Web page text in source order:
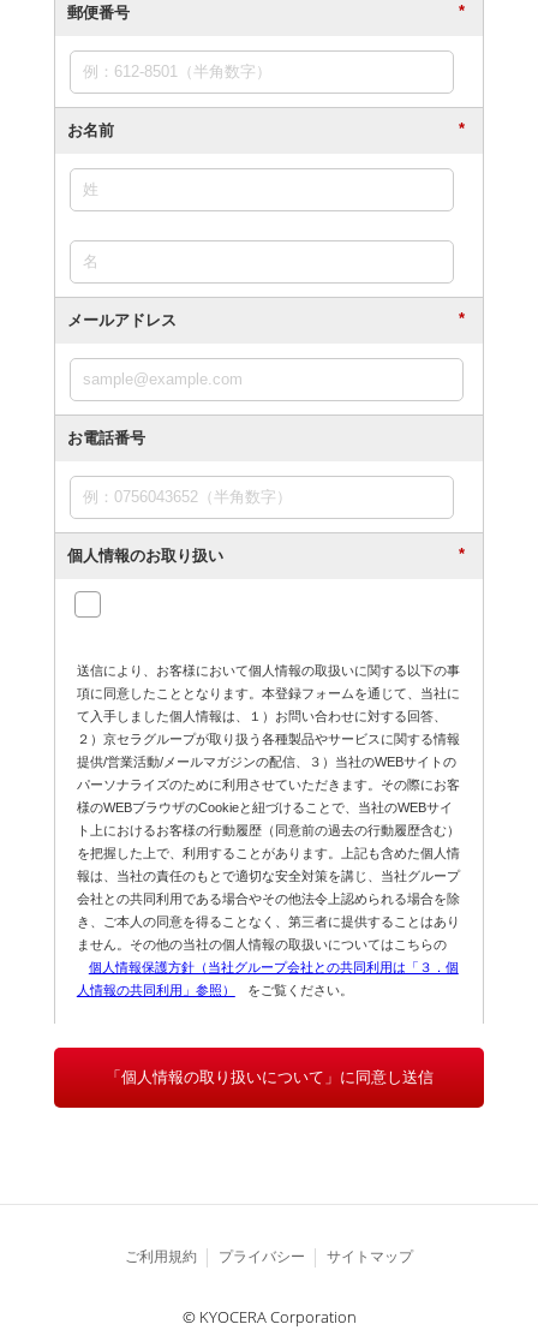
*
郵便番号
*
お名前
*
メールアドレス
お電話番号
*
個人情報のお取り扱い
送信により、お客様において個人情報の取扱いに関する以下の事
項に同意したこととなります。本登録フォームを通じて、当社に
て入手しました個人情報は、１）お問い合わせに対する回答、
２）京セラグループが取り扱う各種製品やサービスに関する情報
提供/営業活動/メールマガジンの配信、３）当社のWEBサイトの
パーソナライズのために利用させていただきます。その際にお客
様のWEBブラウザのCookieと紐づけることで、当社のWEBサイ
ト上におけるお客様の行動履歴（同意前の過去の行動履歴含む）
を把握した上で、利用することがあります。上記も含めた個人情
報は、当社の責任のもとで適切な安全対策を講じ、当社グループ
会社との共同利用である場合やその他法令上認められる場合を除
き、ご本人の同意を得ることなく、第三者に提供することはあり
ません。その他の当社の個人情報の取扱いについてはこちらの
個人情報保護方針（当社グループ会社との共同利用は「３．個
人情報の共同利用」参照）
をご覧ください。
「個人情報の取り扱いについて」に同意し送信
ご利用規約 プライバシー サイトマップ
© KYOCERA Corporation